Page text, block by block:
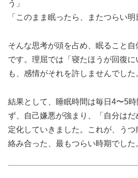
う」
「このまま眠ったら、またつらい明
そんな思考が頭を占め、眠ること
です。理屈では「寝たほうが回復
も、感情がそれを許しませんでした
結果として、睡眠時間は毎日4〜5
ず、自己嫌悪が強まり、「自分はだ
定化していきました。これが、う
絡み合った、最もつらい時期でした